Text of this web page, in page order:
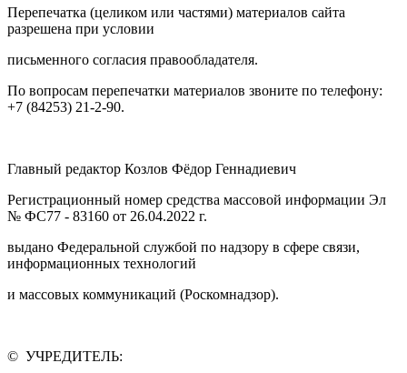
Перепечатка (целиком или частями) материалов сайта
разрешена при условии
письменного согласия правообладателя.
По вопросам перепечатки материалов звоните по телефону:
+7 (84253) 21-2-90.
Главный редактор Козлов Фёдор Геннадиевич
Регистрационный номер средства массовой информации Эл
№ ФС77 - 83160 от 26.04.2022 г.
выдано Федеральной службой по надзору в сфере связи,
информационных технологий
и массовых коммуникаций (Роскомнадзор).
© УЧРЕДИТЕЛЬ: